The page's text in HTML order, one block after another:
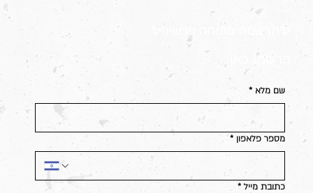
✨הרשמה פתוחה עכשיו!✨
הרשמו כאן-
שם מלא *
מספר פלאפון *
כתובת מייל *